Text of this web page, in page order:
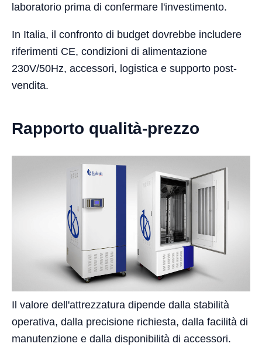
laboratorio prima di confermare l'investimento.
In Italia, il confronto di budget dovrebbe includere
riferimenti CE, condizioni di alimentazione
230V/50Hz, accessori, logistica e supporto post-
vendita.
Rapporto qualità-prezzo
Il valore dell'attrezzatura dipende dalla stabilità
operativa, dalla precisione richiesta, dalla facilità di
manutenzione e dalla disponibilità di accessori.